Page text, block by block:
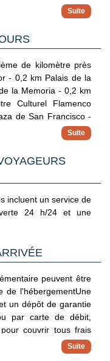
de boissons
de kilomètre près
le
13,8 km
incluent un service de
24 h/24 et une
peuvent être
de l'hébergementUne
un dépôt de garantie
par carte de débit,
couvrir tous frais
ne peuvent pas être
à l'arrivée et peuvent